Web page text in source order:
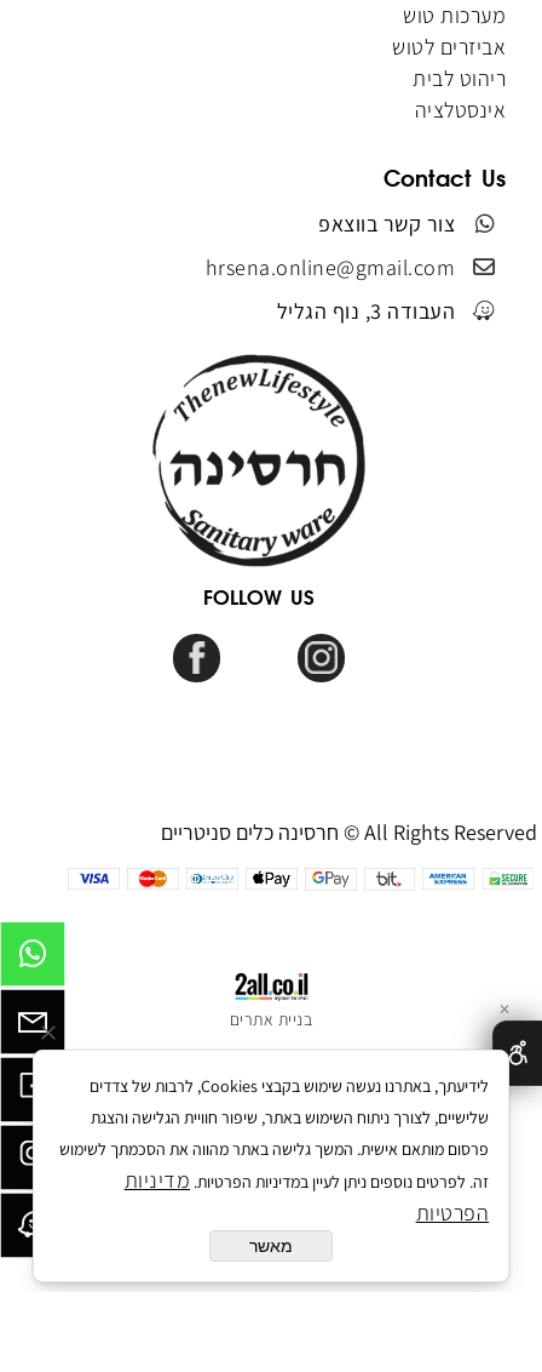
מערכות טוש
אביזרים לטוש
ריהוט לבית
אינסטלציה
Contact Us
צור קשר בווצאפ
hrsena.online@gmail.com
העבודה 3, נוף הגליל
FOLLOW US
חרסינה כלים סניטריים © All Rights Reserved
בניית אתרים ✕
לידיעתך, באתרנו נעשה שימוש בקבצי Cookies, לרבות של צדדים
שלישיים, לצורך ניתוח השימוש באתר, שיפור חוויית הגלישה והצגת
פרסום מותאם אישית. המשך גלישה באתר מהווה את הסכמתך לשימוש
זה. לפרטים נוספים ניתן לעיין במדיניות הפרטיות. מדיניות
הפרטיות
מאשר